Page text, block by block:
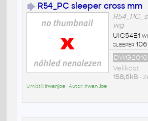
R54_PC sleeper cross mm
wg
UIC54E1
sleeper
DWG2010
Velikost
158,6kB•
Umístil:irwanjoe• Autor: Irwan Joe